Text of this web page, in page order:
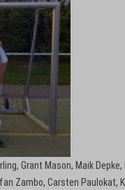
Grant Mason, Maik
Zambo, Carsten Paulokat,